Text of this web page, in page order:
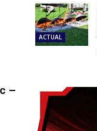
–
ACTUAL